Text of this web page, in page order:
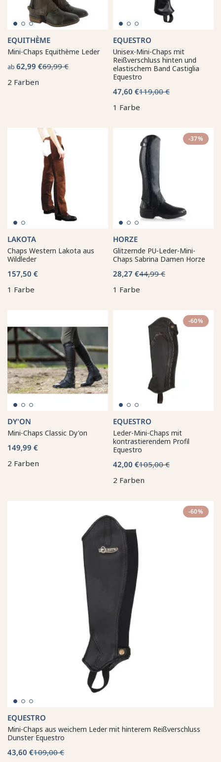
EQUITHÈME
Mini-Chaps Equithème Leder
ab 62,99 €69,99 €
2 Farben
EQUESTRO
Unisex-Mini-Chaps mit
Reißverschluss hinten und
elastischem Band Castiglia
Equestro
47,60 €119,00 €
1 Farbe
LAKOTA
Chaps Western Lakota aus
Wildleder
157,50 €
1 Farbe
-37%
HORZE
Glitzernde PU-Leder-Mini-
Chaps Sabrina Damen Horze
28,27 €44,99 €
1 Farbe
DY'ON
Mini-Chaps Classic Dy'on
149,99 €
2 Farben
-60%
EQUESTRO
Leder-Mini-Chaps mit
kontrastierendem Profil
Equestro
42,00 €105,00 €
2 Farben
-60%
EQUESTRO
Mini-Chaps aus weichem Leder mit hinterem Reißverschluss
Dunster Equestro
43,60 €109,00 €